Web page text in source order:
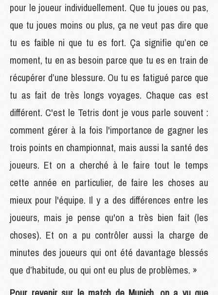
pour le joueur individuellement. Que tu joues ou pas,
que tu joues moins ou plus, ça ne veut pas dire que
tu es faible ni que tu es fort. Ça signifie qu’en ce
moment, tu en as besoin parce que tu es en train de
récupérer d’une blessure. Ou tu es fatigué parce que
tu as fait de très longs voyages. Chaque cas est
différent. C'est le Tetris dont je vous parle souvent :
comment gérer à la fois l'importance de gagner les
trois points en championnat, mais aussi la santé des
joueurs. Et on a cherché à le faire tout le temps
cette année en particulier, de faire les choses au
mieux pour l'équipe. Il y a des différences entre les
joueurs, mais je pense qu'on a très bien fait (les
choses). Et on a pu contrôler aussi la charge de
minutes des joueurs qui ont été davantage blessés
que d’habitude, ou qui ont eu plus de problèmes. »